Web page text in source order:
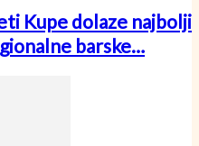
Kupe dolaze najbolji
barske…